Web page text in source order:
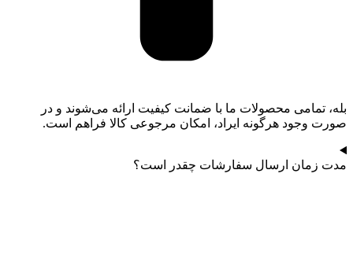
بله، تمامی محصولات ما با ضمانت کیفیت ارائه می‌شوند و در
صورت وجود هرگونه ایراد، امکان مرجوعی کالا فراهم است.
مدت زمان ارسال سفارشات چقدر است؟